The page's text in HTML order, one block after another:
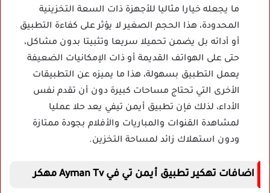
ما يجعله خيارا مثاليا للأجهزة ذات السعة التخزينية
المحدودة، هذا الحجم الصغير لا يؤثر على كفاءة التطبيق
أو أدائه بل يضمن تحميلا سريعا وتثبيتا بدون مشاكل،
حتى على الهواتف القديمة أو ذات الإمكانيات الضعيفة
يعمل التطبيق بسهولة، هذا ما يميزه عن التطبيقات
الأخرى التي تحتاج مساحات كبيرة دون أن تقدم نفس
الأداء، لذلك فإن تطبيق أيمن تيفي يعد حلا عمليا
لمشاهدة القنوات والمباريات والأفلام بجودة ممتازة
ودون استهلاك زائد لمساحة التخزين.
اضافات تهكير تطبيق أيمن تي في Ayman Tv مهكر